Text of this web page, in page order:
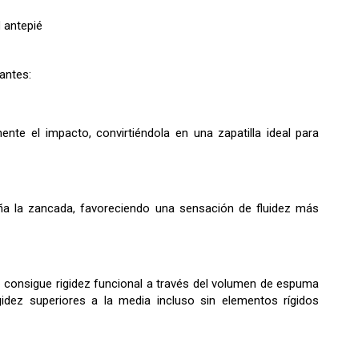
el impacto, convirtiéndola en una zapatilla ideal para
la zancada, favoreciendo una sensación de fluidez más
rigidez funcional a través del volumen de espuma
superiores a la media incluso sin elementos rígidos